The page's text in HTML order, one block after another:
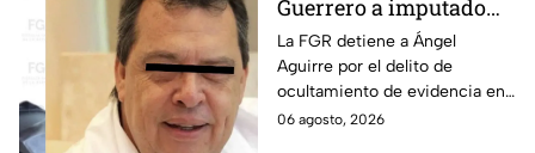
Guerrero a imputado
por la "Verdad
Histórica"; Así fue como
Ángel Aguirre obstruyó
la justicia en caso
La FGR detiene a Ángel
Aguirre por el delito de
ocultamiento de evidencia en
el caso Ayotzinapa. Esta es la
06 agosto, 2026